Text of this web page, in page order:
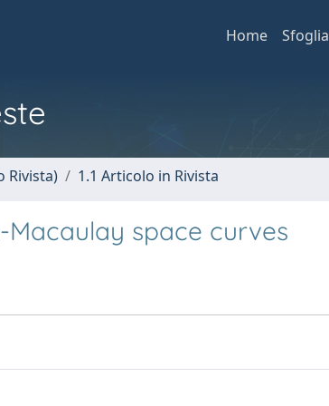
Home Sfoglia
Rivista) 1.1 Articolo in Rivista
space curves